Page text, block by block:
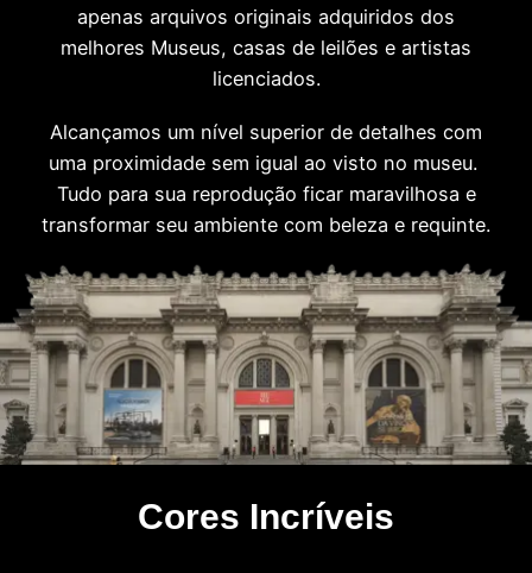
apenas arquivos originais adquiridos dos
melhores Museus, casas de leilões e artistas
licenciados.
Alcançamos um nível superior de detalhes com
uma proximidade sem igual ao visto no museu.
Tudo para sua reprodução ficar maravilhosa e
transformar seu ambiente com beleza e requinte.
Cores Incríveis